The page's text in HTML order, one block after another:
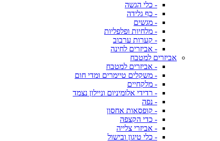
- כלי הגשה
- כף גלידה
- מגשים
- מלחיות ופלפליות
- קערות ערבוב
- אביזרים לחינה
אביזרים למטבח
- אביזרים למטבח
- משקלים טיימרים ומדי חום
- מלקחיים
- רדידי אלומיניום וניילון נצמד
- נפה
- קופסאות אחסון
- כדי הקצפה
- אביזרי צלייה
- כלי טיגון ובישול